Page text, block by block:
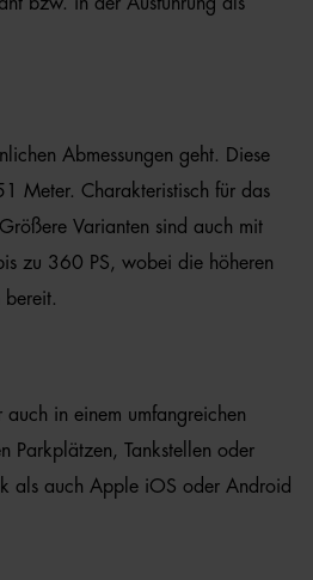
Abmessungen geht. Diese
Meter. Charakteristisch für das
Varianten sind auch mit
zu 360 PS, wobei die höheren
in einem umfangreichen
Parkplätzen, Tankstellen oder
als auch Apple iOS oder Android